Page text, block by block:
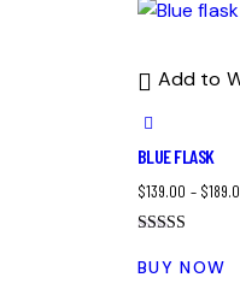
Add to
BLUE FLASK
$139.00 – $
mit
4.00
BUY NOW